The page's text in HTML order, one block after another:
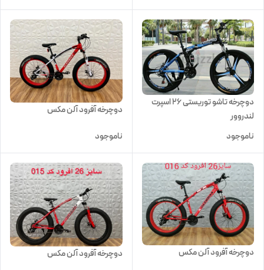
دوچرخه تاشو توریستی 26 اسپرت
لندروور
ناموجود
دوچرخه آفرود آلن مکس
ناموجود
دوچرخه آفرود آلن مکس دوچرخه آفرود آلن مکس